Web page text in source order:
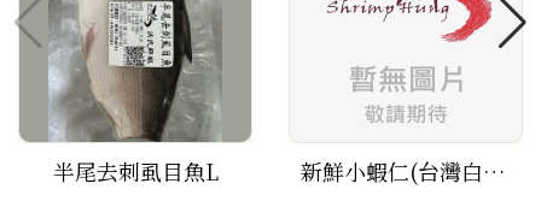
半尾去刺虱目魚L 新鮮小蝦仁(台灣白蝦仁)